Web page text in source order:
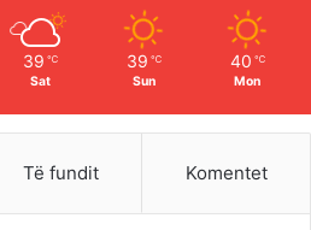
39 ℃
Sat
39 ℃
Sun
40 ℃
Mon
Të fundit Komentet